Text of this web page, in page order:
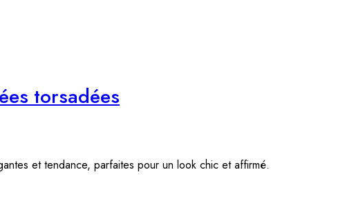
torsadées
et tendance, parfaites pour un look chic et affirmé.